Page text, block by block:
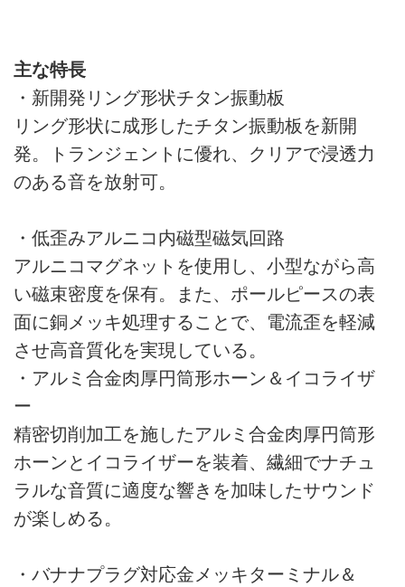
主な特長
・新開発リング形状チタン振動板
リング形状に成形したチタン振動板を新開
発。トランジェントに優れ、クリアで浸透力
のある音を放射可。
・低歪みアルニコ内磁型磁気回路
アルニコマグネットを使用し、小型ながら高
い磁束密度を保有。また、ポールピースの表
面に銅メッキ処理することで、電流歪を軽減
させ高音質化を実現している。
・アルミ合金肉厚円筒形ホーン＆イコライザ
ー
精密切削加工を施したアルミ合金肉厚円筒形
ホーンとイコライザーを装着、繊細でナチュ
ラルな音質に適度な響きを加味したサウンド
が楽しめる。
・バナナプラグ対応金メッキターミナル＆